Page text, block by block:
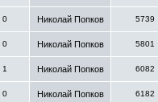
0 Николай Попков 5739
0 Николай Попков 5801
1 Николай Попков 6082
0 Николай Попков 6182